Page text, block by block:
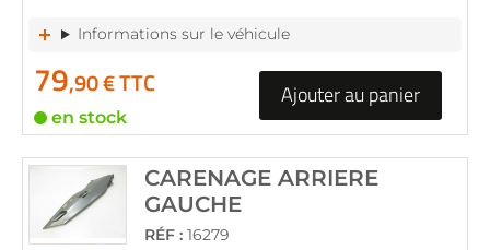
Informations sur le véhicule
79,90 € TTC
en stock
Ajouter au panier
CARENAGE ARRIERE
GAUCHE
RÉF : 16279